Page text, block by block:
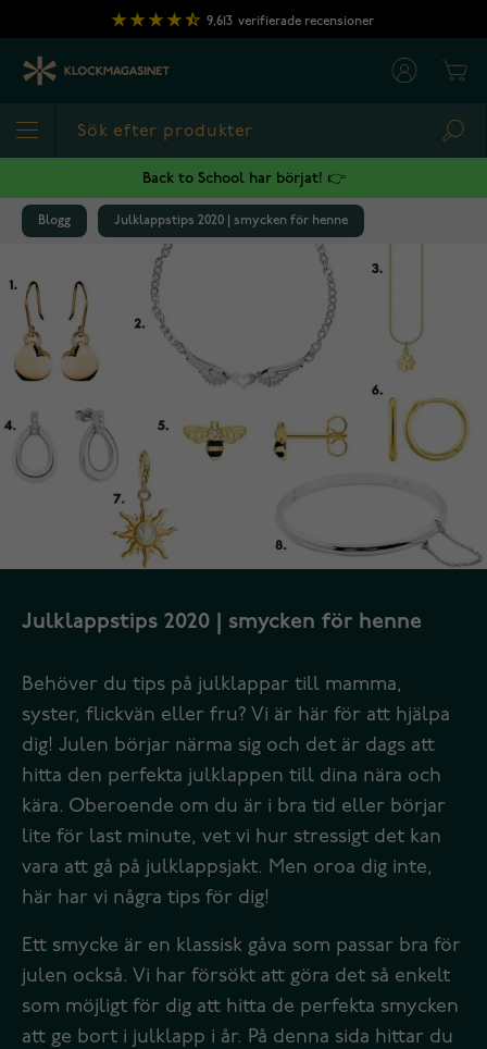
Hoppa till innehållet
9,613 verifierade recensioner
Back to School har börjat! 👉
Blogg Julklappstips 2020 | smycken för henne
Julklappstips 2020 | smycken för henne
Behöver du tips på julklappar till mamma,
syster, flickvän eller fru? Vi är här för att hjälpa
dig! Julen börjar närma sig och det är dags att
hitta den perfekta julklappen till dina nära och
kära. Oberoende om du är i bra tid eller börjar
lite för last minute, vet vi hur stressigt det kan
vara att gå på julklappsjakt. Men oroa dig inte,
här har vi några tips för dig!
Ett smycke är en klassisk gåva som passar bra för
julen också. Vi har försökt att göra det så enkelt
som möjligt för dig att hitta de perfekta smycken
att ge bort i julklapp i år. På denna sida hittar du